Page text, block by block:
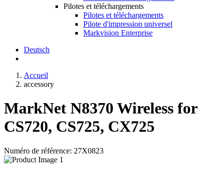
Pilotes et téléchargements
Pilotes et téléchargements
Pilote d'impression universel
Markvision Enterprise
Deutsch
Accueil
accessory
MarkNet N8370 Wireless for
CS720, CS725, CX725
Numéro de référence: 27X0823